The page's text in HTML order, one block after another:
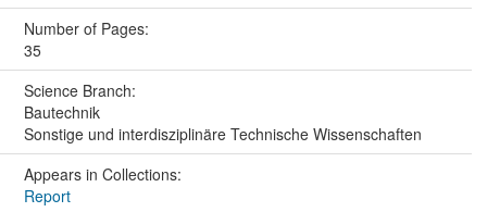
Number of Pages:
35
Science Branch:
Bautechnik
Sonstige und interdisziplinäre Technische Wissenschaften
Appears in Collections:
Report